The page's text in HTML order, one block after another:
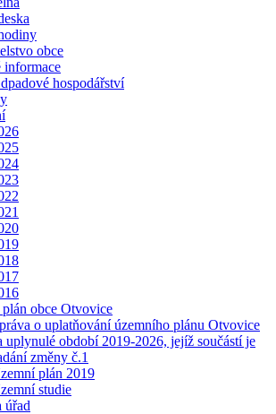
obce
informace
hospodářství
obce Otvovice
o uplatňování územního plánu Otvovice
uplynulé období 2019-2026, jejíž součástí je
změny č.1
plán 2019
studie
úřad